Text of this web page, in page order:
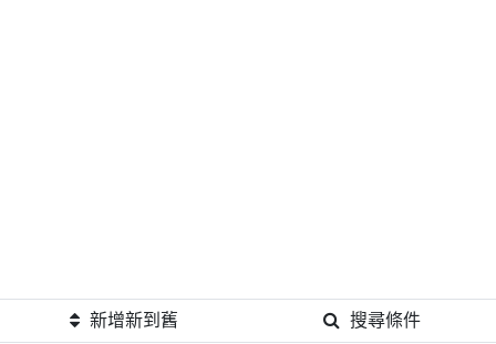
新增新到舊 搜尋條件